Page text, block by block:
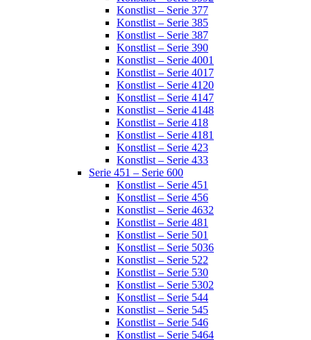
Konstlist – Serie 377
Konstlist – Serie 385
Konstlist – Serie 387
Konstlist – Serie 390
Konstlist – Serie 4001
Konstlist – Serie 4017
Konstlist – Serie 4120
Konstlist – Serie 4147
Konstlist – Serie 4148
Konstlist – Serie 418
Konstlist – Serie 4181
Konstlist – Serie 423
Konstlist – Serie 433
Serie 451 – Serie 600
Konstlist – Serie 451
Konstlist – Serie 456
Konstlist – Serie 4632
Konstlist – Serie 481
Konstlist – Serie 501
Konstlist – Serie 5036
Konstlist – Serie 522
Konstlist – Serie 530
Konstlist – Serie 5302
Konstlist – Serie 544
Konstlist – Serie 545
Konstlist – Serie 546
Konstlist – Serie 5464